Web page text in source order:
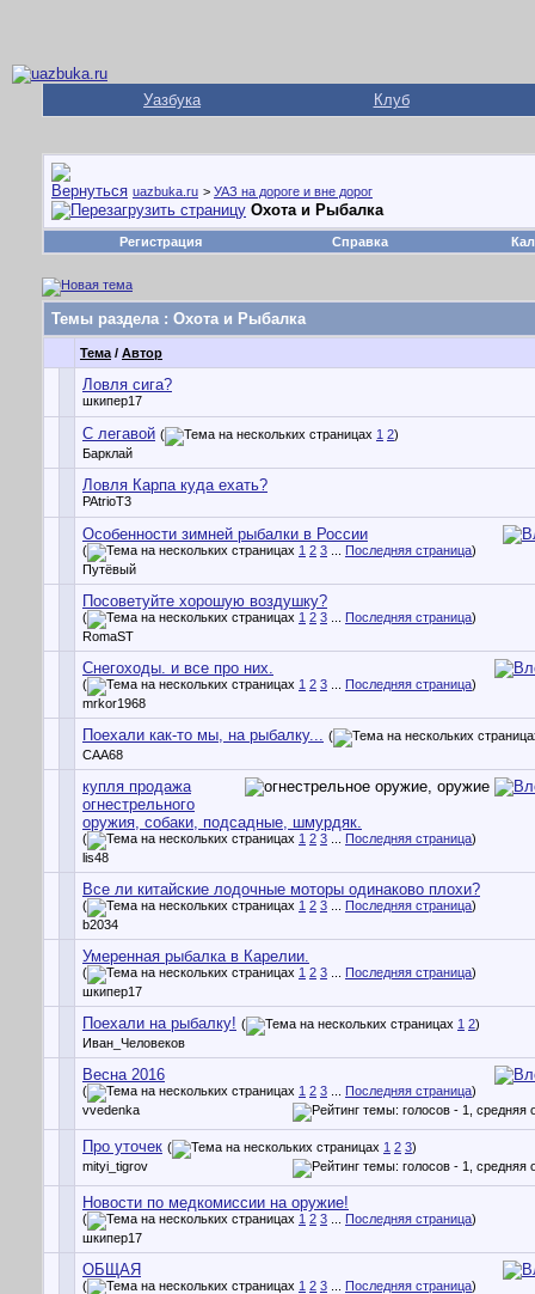
Уазбука Клуб
uazbuka.ru > УАЗ на дороге и вне дорог
Охота и Рыбалка
Регистрация Справка
Темы раздела: Охота и Рыбалка
Тема / Автор
Ловля сига?
шкипер17
С легавой ( 1 2)
Барклай
Ловля Карпа куда ехать?
PAtrioT3
Особенности зимней рыбалки в России
( 1 2 3 Последняя страница)
Путёвый
Посоветуйте хорошую воздушку?
( 1 2 3 Последняя страница)
RomaST
Снегоходы. и все про них.
( 1 2 3 Последняя страница)
mrkor1968
Поехали как-то мы, на рыбалку... (
CAA68
купля продажа
огнестрельного
оружия, собаки, подсадные, шмурдяк.
( 1 2 3 Последняя страница)
lis48
Все ли китайские лодочные моторы одинаково плохи?
( 1 2 3 Последняя страница)
b2034
Умеренная рыбалка в Карелии.
( 1 2 3 Последняя страница)
шкипер17
Поехали на рыбалку! ( 1 2)
Иван_Человеков
Весна 2016
( 1 2 3 Последняя страница)
vvedenka
Про уточек ( 1 2 3)
mityi_tigrov
Новости по медкомиссии на оружие!
( 1 2 3 Последняя страница)
шкипер17
ОБЩАЯ
( 1 2 3 Последняя страница)